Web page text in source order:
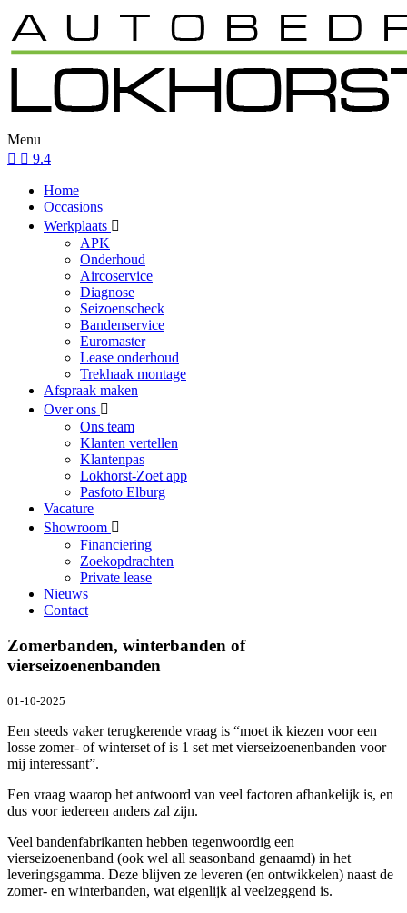
Menu
9.4
Home
Occasions
Werkplaats
APK
Onderhoud
Aircoservice
Diagnose
Seizoenscheck
Bandenservice
Euromaster
Lease onderhoud
Trekhaak montage
Afspraak maken
Over ons
Ons team
Klanten vertellen
Klantenpas
Lokhorst-Zoet app
Pasfoto Elburg
Vacature
Showroom
Financiering
Zoekopdrachten
Private lease
Nieuws
Contact
Zomerbanden, winterbanden of
vierseizoenenbanden
01-10-2025
Een steeds vaker terugkerende vraag is “moet ik kiezen voor een
losse zomer- of winterset of is 1 set met vierseizoenenbanden voor
mij interessant”.
Een vraag waarop het antwoord van veel factoren afhankelijk is, en
dus voor iedereen anders zal zijn.
Veel bandenfabrikanten hebben tegenwoordig een
vierseizoenenband (ook wel all seasonband genaamd) in het
leveringsgamma. Deze blijven ze leveren (en ontwikkelen) naast de
zomer- en winterbanden, wat eigenlijk al veelzeggend is.